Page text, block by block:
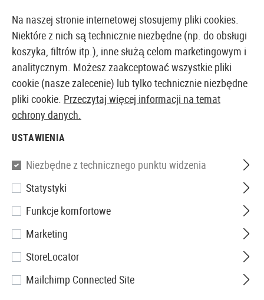
EUROPEJSKI AIRSOFT SKLEP I HURTOWNIA
Strona główna
4 Produkty
Na naszej stronie internetowej stosujemy pliki cookies.
Niektóre z nich są technicznie niezbędne (np. do obsługi
koszyka, filtrów itp.), inne służą celom marketingowym i
analitycznym. Możesz zaakceptować wszystkie pliki
cookie (nasze zalecenie) lub tylko technicznie niezbędne
pliki cookie. Przeczytaj więcej informacji na temat
ochrony danych.
USTAWIENIA
Niezbędne z technicznego punktu widzenia
Statystyki
Funkcje komfortowe
Marketing
StoreLocator
Mailchimp Connected Site